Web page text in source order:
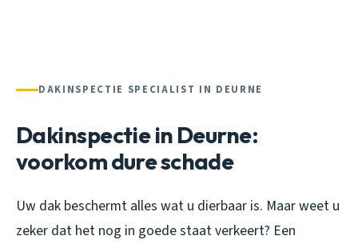
DAKINSPECTIE SPECIALIST IN DEURNE
Dakinspectie in Deurne:
voorkom dure schade
Uw dak beschermt alles wat u dierbaar is. Maar weet u
zeker dat het nog in goede staat verkeert? Een